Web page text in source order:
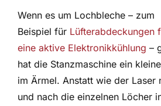
Wenn es um Lochbleche – zum
Beispiel für Lüfterabdeckungen
eine aktive Elektronikkühlung –
hat die Stanzmaschine ein
im Ärmel. Anstatt wie der Laser
und nach die einzelnen Löcher